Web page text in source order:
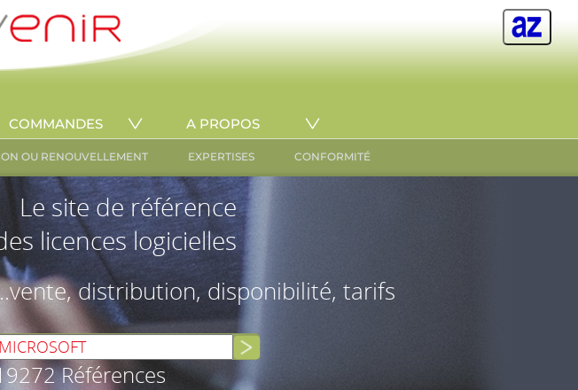
COMMANDES A PROPOS
OU RENOUVELLEMENT EXPERTISES CONFORMITÉ
Le site de référence
licences logicielles
distribution, disponibilité, tarifs
Références